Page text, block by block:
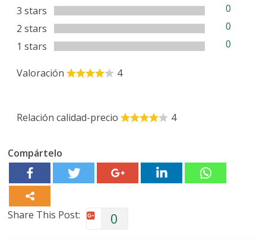
3 stars
0
2 stars
0
1 stars
0
Valoración 4
Relación calidad-precio 4
Compártelo
Share This Post: 0